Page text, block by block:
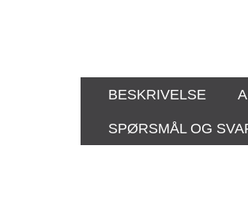
BESKRIVELSE
SPØRSMÅL OG